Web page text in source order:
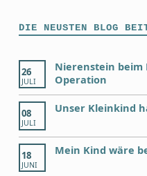
DIE NEUSTEN BLOG
26
JULI
Nierenstein beim
Operation
08
JULI
Unser Kleinkind
18
JUNI
Mein Kind wäre